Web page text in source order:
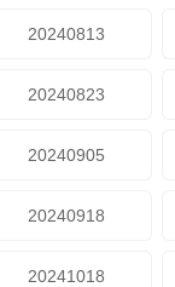
20240813
20240823
20240905
20240918
20241018